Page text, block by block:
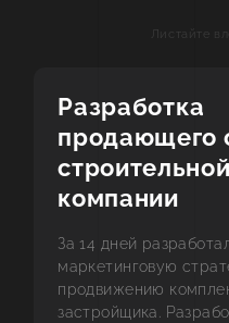
Листайте
Разработка
продающего
строительной
компании
За 14 дней
маркетинговую
продвижению
застройщика.